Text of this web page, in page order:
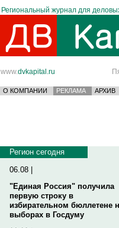
Региональный журнал для
www.dvkapital.ru
О КОМПАНИИ РЕКЛАМА АРХИВ
Регион сегодня
06.08 |
"Единая Россия" получила
первую строку в
избирательном бюллетене
выборах в Госдуму